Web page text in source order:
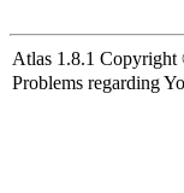
Atlas 1.8.1
Problems regarding